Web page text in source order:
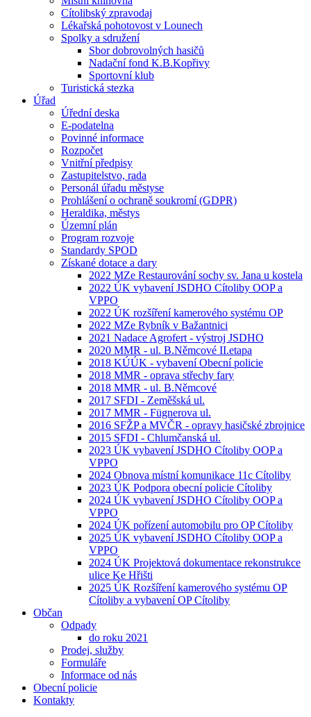
Cítolibský zpravodaj
Lékařská pohotovost v Lounech
Spolky a sdružení
Sbor dobrovolných hasičů
Nadační fond K.B.Kopřivy
Sportovní klub
Turistická stezka
Úřad
Úřední deska
E-podatelna
Povinné informace
Rozpočet
Vnitřní předpisy
Zastupitelstvo, rada
Personál úřadu městyse
Prohlášení o ochraně soukromí (GDPR)
Heraldika, městys
Územní plán
Program rozvoje
Standardy SPOD
Získané dotace a dary
2022 MZe Restaurování sochy sv. Jana u kostela
2022 ÚK vybavení JSDHO Cítoliby OOP a
VPPO
2022 ÚK rozšíření kamerového systému OP
2022 MZe Rybník v Bažantnici
2021 Nadace Agrofert - výstroj JSDHO
2020 MMR - ul. B.Němcové II.etapa
2018 KÚÚK - vybavení Obecní policie
2018 MMR - oprava střechy fary
2018 MMR - ul. B.Němcové
2017 SFDI - Zeměšská ul.
2017 MMR - Fügnerova ul.
2016 SFŽP a MVČR - opravy hasičské zbrojnice
2015 SFDI - Chlumčanská ul.
2023 ÚK vybavení JSDHO Cítoliby OOP a
VPPO
2024 Obnova místní komunikace 11c Cítoliby
2023 ÚK Podpora obecní policie Cítoliby
2024 ÚK vybavení JSDHO Cítoliby OOP a
VPPO
2024 ÚK pořízení automobilu pro OP Cítoliby
2025 ÚK vybavení JSDHO Cítoliby OOP a
VPPO
2024 ÚK Projektová dokumentace rekonstrukce
ulice Ke Hřišti
2025 ÚK Rozšíření kamerového systému OP
Cítoliby a vybavení OP Cítoliby
Občan
Odpady
do roku 2021
Prodej, služby
Formuláře
Informace od nás
Obecní policie
Kontakty